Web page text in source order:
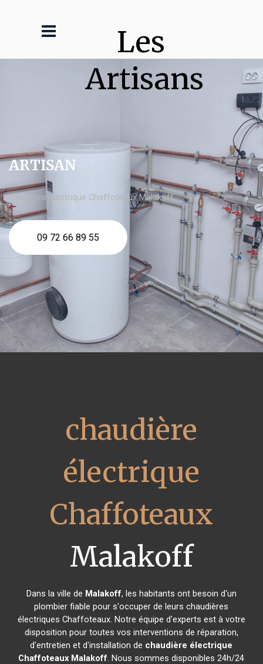
Les
Artisans
ARTISAN
chaudière électrique Chaffoteaux Malakoff
09 72 66 89 55
chaudière
électrique
Chaffoteaux
Malakoff
Dans la ville de Malakoff, les habitants ont besoin d'un
plombier fiable pour s'occuper de leurs chaudières
électriques Chaffoteaux. Notre équipe d'experts est à votre
disposition pour toutes vos interventions de réparation,
d'entretien et d'installation de chaudière électrique
Chaffoteaux Malakoff. Nous sommes disponibles 24h/24